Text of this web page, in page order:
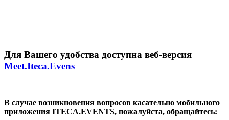
Для Вашего удобства доступна веб-версия
Meet.Iteca.Evens
В случае возникновения вопросов касательно мобильного
приложения ITECA.EVENTS, пожалуйста, обращайтесь: